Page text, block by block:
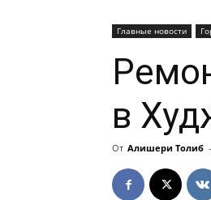
Главные новости
в
От Алишери Толиб -